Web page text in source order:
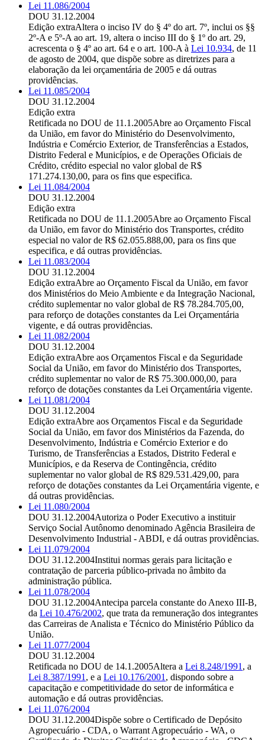
Lei 11.086/2004
DOU 31.12.2004
Edição extraAltera o inciso IV do § 4º do art. 7º, inclui os §§
2º-A e 5º-A ao art. 19, altera o inciso III do § 1º do art. 29,
acrescenta o § 4º ao art. 64 e o art. 100-A à Lei 10.934, de 11
de agosto de 2004, que dispõe sobre as diretrizes para a
elaboração da lei orçamentária de 2005 e dá outras
providências.
Lei 11.085/2004
DOU 31.12.2004
Edição extra
Retificada no DOU de 11.1.2005Abre ao Orçamento Fiscal
da União, em favor do Ministério do Desenvolvimento,
Indústria e Comércio Exterior, de Transferências a Estados,
Distrito Federal e Municípios, e de Operações Oficiais de
Crédito, crédito especial no valor global de R$
171.274.130,00, para os fins que especifica.
Lei 11.084/2004
DOU 31.12.2004
Edição extra
Retificada no DOU de 11.1.2005Abre ao Orçamento Fiscal
da União, em favor do Ministério dos Transportes, crédito
especial no valor de R$ 62.055.888,00, para os fins que
especifica, e dá outras providências.
Lei 11.083/2004
DOU 31.12.2004
Edição extraAbre ao Orçamento Fiscal da União, em favor
dos Ministérios do Meio Ambiente e da Integração Nacional,
crédito suplementar no valor global de R$ 78.284.705,00,
para reforço de dotações constantes da Lei Orçamentária
vigente, e dá outras providências.
Lei 11.082/2004
DOU 31.12.2004
Edição extraAbre aos Orçamentos Fiscal e da Seguridade
Social da União, em favor do Ministério dos Transportes,
crédito suplementar no valor de R$ 75.300.000,00, para
reforço de dotações constantes da Lei Orçamentária vigente.
Lei 11.081/2004
DOU 31.12.2004
Edição extraAbre aos Orçamentos Fiscal e da Seguridade
Social da União, em favor dos Ministérios da Fazenda, do
Desenvolvimento, Indústria e Comércio Exterior e do
Turismo, de Transferências a Estados, Distrito Federal e
Municípios, e da Reserva de Contingência, crédito
suplementar no valor global de R$ 829.531.429,00, para
reforço de dotações constantes da Lei Orçamentária vigente, e
dá outras providências.
Lei 11.080/2004
DOU 31.12.2004Autoriza o Poder Executivo a instituir
Serviço Social Autônomo denominado Agência Brasileira de
Desenvolvimento Industrial - ABDI, e dá outras providências.
Lei 11.079/2004
DOU 31.12.2004Institui normas gerais para licitação e
contratação de parceria público-privada no âmbito da
administração pública.
Lei 11.078/2004
DOU 31.12.2004Antecipa parcela constante do Anexo III-B,
da Lei 10.476/2002, que trata da remuneração dos integrantes
das Carreiras de Analista e Técnico do Ministério Público da
União.
Lei 11.077/2004
DOU 31.12.2004
Retificada no DOU de 14.1.2005Altera a Lei 8.248/1991 , a
Lei 8.387/1991 , e a Lei 10.176/2001 , dispondo sobre a
capacitação e competitividade do setor de informática e
automação e dá outras providências.
Lei 11.076/2004
DOU 31.12.2004Dispõe sobre o Certificado de Depósito
Agropecuário - CDA, o Warrant Agropecuário - WA, o